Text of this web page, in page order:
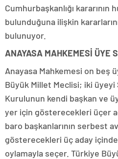
Cumhurbaşkanlığı kararının
bulunduğuna ilişkin
bulunuyor.
ANAYASA MAHKEMESİ ÜYE
Anayasa Mahkemesi on beş
Büyük Millet Meclisi; iki üyeyi
Kurulunun kendi başkan ve
yer için gösterecekleri üçer
baro başkanlarının serbest
gösterecekleri üç aday
oylamayla seçer. Türkiye